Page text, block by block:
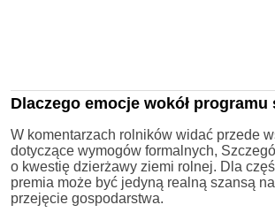
Dlaczego emocje wokół programu
W komentarzach rolników widać przede
dotyczące wymogów formalnych,
o kwestię dzierżawy ziemi rolnej. Dla
premia może być jedyną realną szansą
przejęcie gospodarstwa.